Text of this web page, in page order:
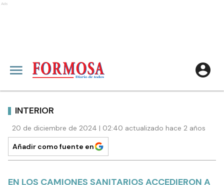
Ads
INTERIOR
20 de diciembre de 2024 | 02:40 actualizado hace 2 años
Añadir como fuente en
EN LOS CAMIONES SANITARIOS ACCEDIERON A